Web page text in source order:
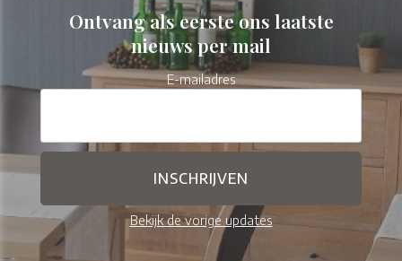
Ontvang als eerste ons laatste
nieuws per mail
E-mailadres
Bekijk de vorige updates